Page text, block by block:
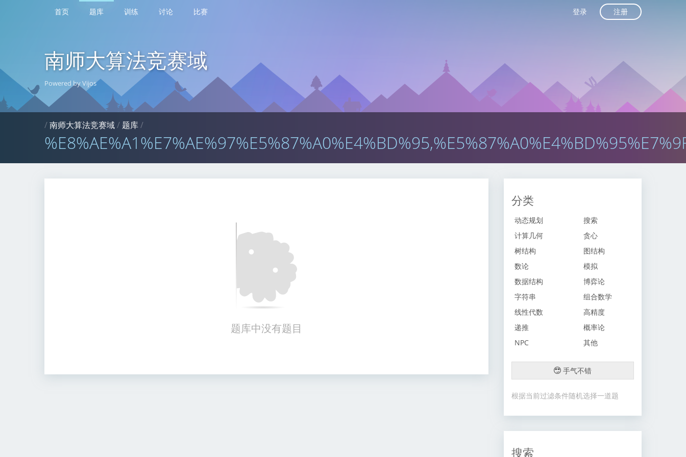
首页 题库 训练 讨论 比赛 登录 注册
南师大算法竞赛域
Powered by Vijos
/南师大算法竞赛域/题库/
题库中没有题目
分类
动态规划
搜索
计算几何
贪心
树结构
图结构
数论
模拟
数据结构
博弈论
字符串
组合数学
线性代数
高精度
递推
概率论
NPC
其他
手气不错
根据当前过滤条件随机选择一道题
搜索